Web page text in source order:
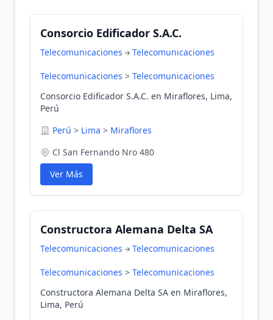
Consorcio Edificador S.A.C.
Telecomunicaciones Telecomunicaciones
Telecomunicaciones > Telecomunicaciones
Consorcio Edificador S.A.C. en Miraflores, Lima,
Perú
Perú > Lima > Miraflores
Cl San Fernando Nro 480
Ver Más
Constructora Alemana Delta SA
Telecomunicaciones Telecomunicaciones
Telecomunicaciones > Telecomunicaciones
Constructora Alemana Delta SA en Miraflores,
Lima, Perú